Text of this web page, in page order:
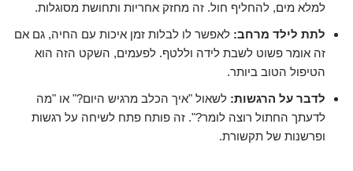
למלא מים, להחליף חול. זה מחזק אחריות ותחושת מסוגלות.
לתת לילד מרחב: לאפשר לו לבלות זמן איכות עם החיה, גם אם
זה אומר פשוט לשבת לידה וללטף. לפעמים, השקט הזה הוא
הטיפול הטוב ביותר.
לדבר על הרגשות: לשאול "איך הכלב מרגיש היום?" או "מה
לדעתך החתול רוצה לומר?". זה פותח פתח לשיחה על רגשות
ופרשנות של תקשורת.